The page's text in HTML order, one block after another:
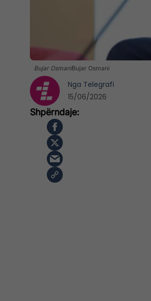
Bujar OsmaniBujar Osmani
Nga Telegrafi
15/06/2026